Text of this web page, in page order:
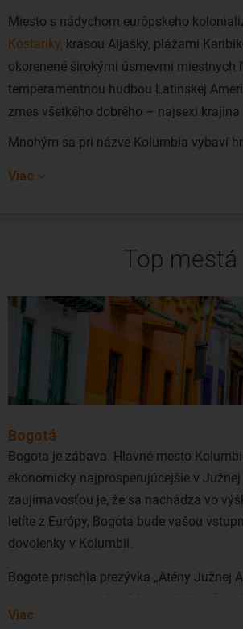
Miesto s nádychom európskeho
Kostariky, krásou Aljašky, plážami
okorenené širokými úsmevmi miestnych
temperamentnou hudbou Latinskej
zmes všetkého dobrého – najsexi krajina
Mnohým sa pri názve Kolumbia vybaví
fascinujúce dažďové pralesy či hory i
preto, aby sa vám „u nich“ páčilo.
Lacné letenky do Kolumbie viete
končín. Stačí sledovať akciové ponuky
Airlines, Air France/KLM, Lufthansa,
Priamy let do Kolumbie z okolitých letísk
Väčšinou poletíte s jedným prestupom,
Viac
Top mestá
Bogotá
Bogota je zábava. Hlavné mesto
ekonomicky najprosperujúcejšie v Južnej
zaujímavosťou je, že sa nachádza vo
letíte z Európy, Bogota bude vašou
dovolenky v Kolumbii.
Bogote prischla prezývka „Atény Južnej
pravda, mesto má milión atrakcií, veľa
historické miesta aj bujný nočný život.
Viac